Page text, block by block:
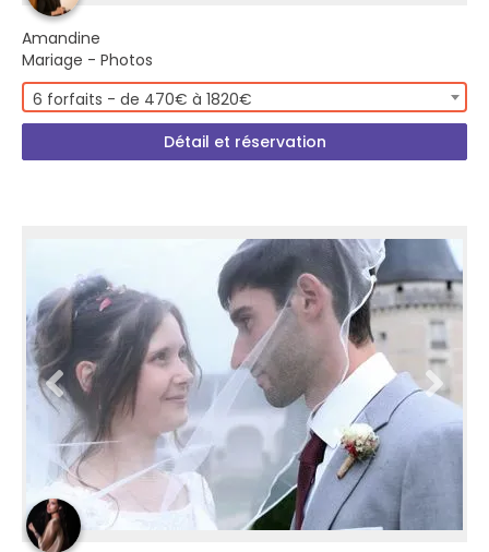
Amandine
Mariage - Photos
6 forfaits - de 470€ à 1820€
Détail et réservation